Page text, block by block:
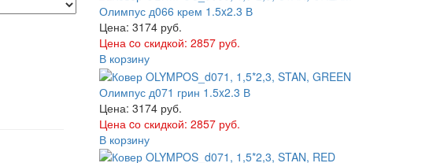
Олимпус д066 крем 1.5x2.3 В
Цена: 3174 руб.
Цена cо скидкой: 2857 руб.
В корзину
Олимпус д071 грин 1.5x2.3 В
Цена: 3174 руб.
Цена cо скидкой: 2857 руб.
В корзину